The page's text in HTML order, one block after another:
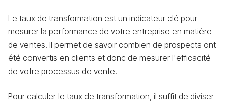
Le taux de transformation est un indicateur clé pour
mesurer la performance de votre entreprise en matière
de ventes. Il permet de savoir combien de prospects ont
été convertis en clients et donc de mesurer l'efficacité
de votre processus de vente.
Pour calculer le taux de transformation, il suffit de diviser